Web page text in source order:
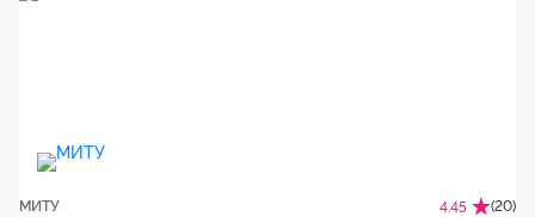
МИТУ 4.45 (20)